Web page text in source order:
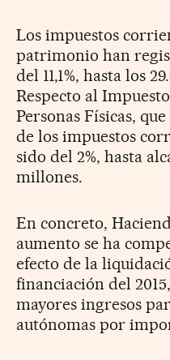
Los impuestos
patrimonio han
del 11,1%, hasta los
Respecto al
Personas Físicas,
de los impuestos
sido del 2%, hasta
millones.
En concreto,
aumento se ha
efecto de la
financiación del
mayores ingresos
autónomas por